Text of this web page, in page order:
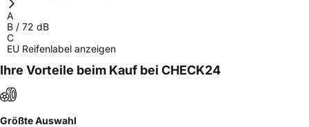
A
B / 72 dB
C
EU Reifenlabel anzeigen
Ihre Vorteile beim Kauf bei CHECK24
Größte Auswahl